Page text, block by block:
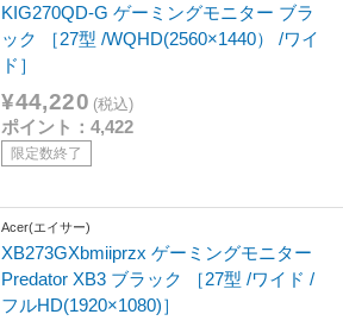
KIG270QD-G ゲーミングモニター ブラ
ック ［27型 /WQHD(2560×1440） /ワイ
ド］
¥44,220 (税込)
ポイント：4,422
限定数終了
Acer(エイサー)
XB273GXbmiiprzx ゲーミングモニター
Predator XB3 ブラック ［27型 /ワイド /
フルHD(1920×1080)］